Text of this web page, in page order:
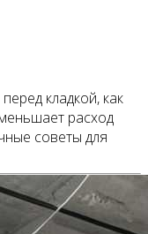
кладкой, как
расход
советы для